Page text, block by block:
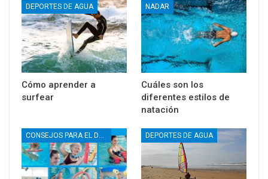
DEPORTES DE AGUA
Cómo aprender a
surfear
NADAR
Cuáles son los
diferentes estilos de
natación
DEPORTES DE AGUA